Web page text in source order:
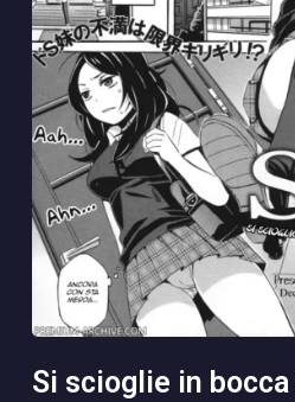
si scioglie in